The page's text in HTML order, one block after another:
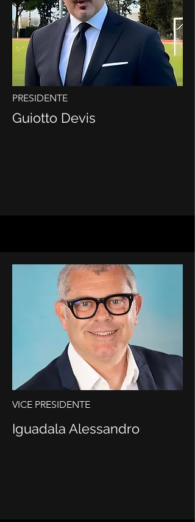
PRESIDENTE
Guiotto Devis
VICE PRESIDENTE
Iguadala Alessandro